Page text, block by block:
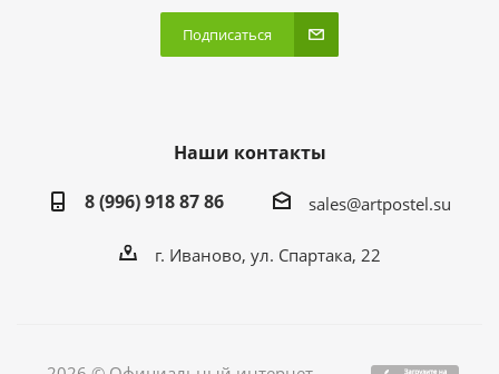
Подписаться
Наши контакты
8 (996) 918 87 86
sales@artpostel.su
г. Иваново, ул. Спартака, 22